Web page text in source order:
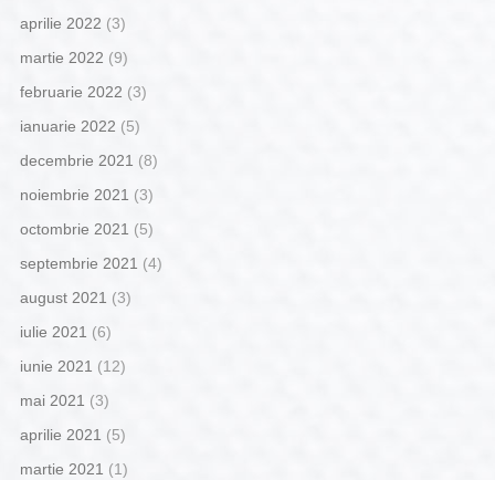
aprilie 2022 (3)
martie 2022 (9)
februarie 2022 (3)
ianuarie 2022 (5)
decembrie 2021 (8)
noiembrie 2021 (3)
octombrie 2021 (5)
septembrie 2021 (4)
august 2021 (3)
iulie 2021 (6)
iunie 2021 (12)
mai 2021 (3)
aprilie 2021 (5)
martie 2021 (1)